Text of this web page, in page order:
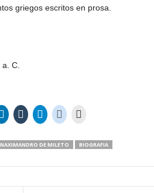
griegos escritos en prosa.
C.
DE MILETO
BIOGRAFIA